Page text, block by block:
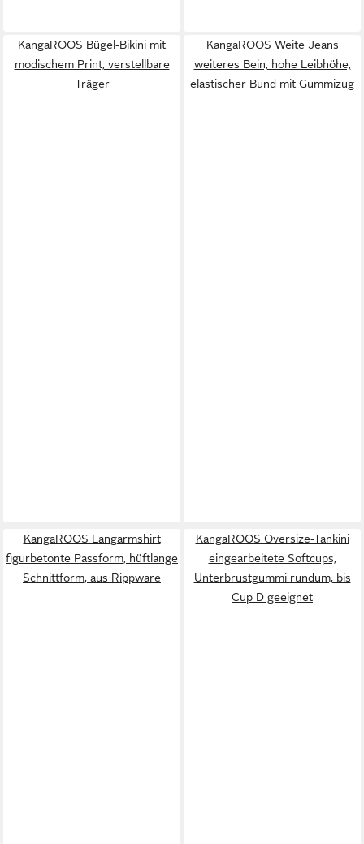
KangaROOS Bügel-Bikini mit
modischem Print, verstellbare
Träger
KangaROOS Weite Jeans
weiteres Bein, hohe Leibhöhe,
elastischer Bund mit Gummizug
KangaROOS Langarmshirt
figurbetonte Passform, hüftlange
Schnittform, aus Rippware
KangaROOS Oversize-Tankini
eingearbeitete Softcups,
Unterbrustgummi rundum, bis
Cup D geeignet